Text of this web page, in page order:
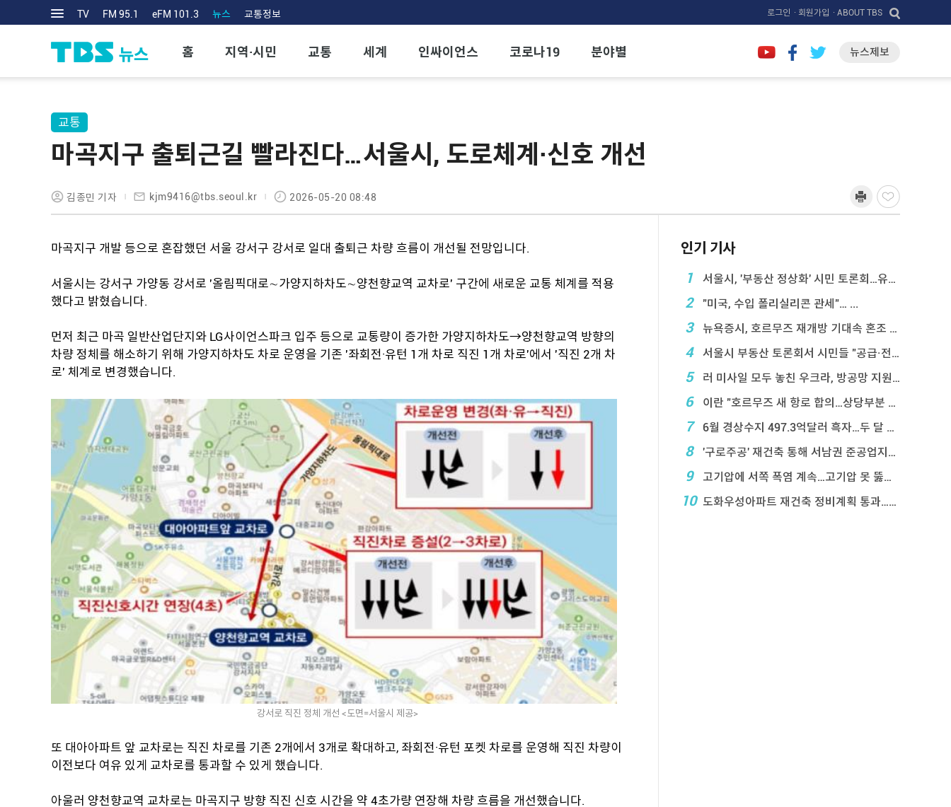
TV FM 95.1 eFM 101.3 뉴스 교통정보 로그인 · 회원가입 · ABOUT TBS
홈 지역·시민 교통 세계 인싸이언스 코로나19 분야별 뉴스제보
교통
마곡지구 출퇴근길 빨라진다…서울시, 도로체계·신호 개선
김종민 기자 kjm9416@tbs.seoul.kr 2026-05-20 08:48
마곡지구 개발 등으로 혼잡했던 서울 강서구 강서로 일대 출퇴근 차량 흐름이 개선될 전망입니다.
서울시는 강서구 가양동 강서로 '올림픽대로∼가양지하차도∼양천향교역 교차로' 구간에 새로운 교통 체계를 적용
했다고 밝혔습니다.
먼저 최근 마곡 일반산업단지와 LG사이언스파크 입주 등으로 교통량이 증가한 가양지하차도→양천향교역 방향의
차량 정체를 해소하기 위해 가양지하차도 차로 운영을 기존 '좌회전·유턴 1개 차로 직진 1개 차로'에서 '직진 2개 차
로' 체계로 변경했습니다.
강서로 직진 정체 개선 <도면=서울시 제공>
또 대아아파트 앞 교차로는 직진 차로를 기존 2개에서 3개로 확대하고, 좌회전·유턴 포켓 차로를 운영해 직진 차량이
이전보다 여유 있게 교차로를 통과할 수 있게 했습니다.
아울러 양천향교역 교차로는 마곡지구 방향 직진 신호 시간을 약 4초가량 연장해 차량 흐름을 개선했습니다.
인기 기사
1
서울시, '부동산 정상화' 시민 토론회…유튜브 생중계
2 "미국, 수입 폴리실리콘 관세"… ...
3 뉴욕증시, 호르무즈 재개방 기대속 혼조 마감…나스닥 ...
4 서울시 부동산 토론회서 시민들 "공급·전월 ...
5 러 미사일 모두 놓친 우크라, 방공망 지원 호소
6 이란 "호르무즈 새 항로 합의…상당부분 이 ...
7 6월 경상수지 497.3억달러 흑자…두 달 연속 역 ...
8 '구로주공' 재건축 통해 서남권 준공업지에 3,28 ...
9 고기압에 서쪽 폭염 계속…고기압 못 뚫은 태풍은 상 ...
10 도화우성아파트 재건축 정비계획 통과…1,612세대 ...